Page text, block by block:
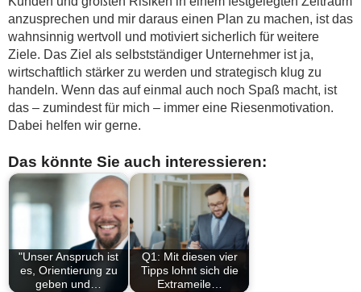
anzusprechen und mir daraus einen Plan zu machen, ist das
wahnsinnig wertvoll und motiviert sicherlich für weitere
Ziele. Das Ziel als selbstständiger Unternehmer ist ja,
wirtschaftlich stärker zu werden und strategisch klug zu
handeln. Wenn das auf einmal auch noch Spaß macht, ist
das – zumindest für mich – immer eine Riesenmotivation.
Dabei helfen wir gerne.
Das könnte Sie auch interessieren:
"Unser Anspruch ist
es, Orientierung zu
geben und…
Q1: Mit diesen vier
Tipps lohnt sich die
Extrameile…